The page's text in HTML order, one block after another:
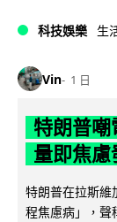
科技娛樂 生
Vin 1 日
特朗普嘲
量即焦慮
特朗普在拉斯維
程焦慮病」，聲